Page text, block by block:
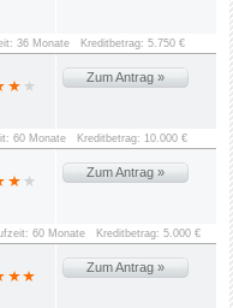
36 Monate Kreditbetrag: 5.750 €
Zum Antrag »
60 Monate Kreditbetrag: 10.000 €
Zum Antrag »
60 Monate Kreditbetrag: 5.000 €
Zum Antrag »